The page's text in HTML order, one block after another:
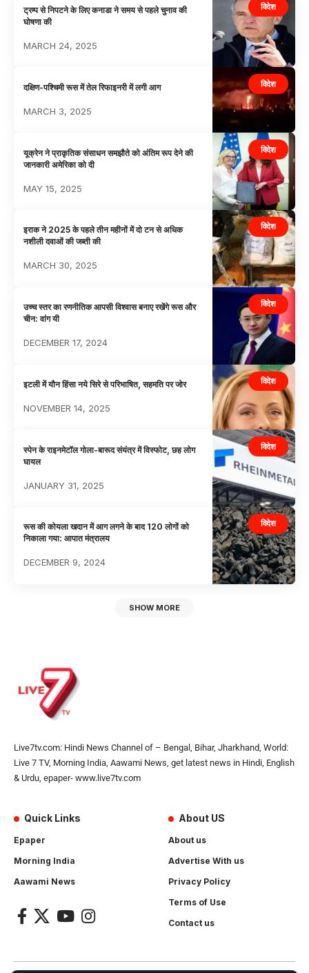
विदेश
ट्रम्प से निपटने के लिए कनाडा ने समय से पहले चुनाव की
घोषणा की
MARCH 24, 2025
विदेश
दक्षिण-पश्चिमी रूस में तेल रिफाइनरी में लगी आग
MARCH 3, 2025
विदेश
यूक्रेन ने प्राकृतिक संसाधन समझौते को अंतिम रूप देने की
जानकारी अमेरिका को दी
MAY 15, 2025
विदेश
इराक ने 2025 के पहले तीन महीनों में दो टन से अधिक
नशीली दवाओं की जब्ती की
MARCH 30, 2025
विदेश
उच्च स्तर का रणनीतिक आपसी विश्वास बनाए रखेंगे रूस और
चीन: वांग यी
DECEMBER 17, 2024
विदेश
इटली में यौन हिंसा नये सिरे से परिभाषित, सहमति पर जोर
NOVEMBER 14, 2025
विदेश
स्पेन के राइनमेटॉल गोला-बारूद संयंत्र में विस्फोट, छह लोग
घायल
JANUARY 31, 2025
विदेश
रूस की कोयला खदान में आग लगने के बाद 120 लोगों को
निकाला गया: आपात मंत्रालय
DECEMBER 9, 2024
SHOW MORE
Live7tv.com: Hindi News Channel of – Bengal, Bihar, Jharkhand, World:
Live 7 TV, Morning India, Aawami News, get latest news in Hindi, English
& Urdu, epaper- www.live7tv.com
Quick Links
Epaper
Morning India
Aawami News
About US
About us
Advertise With us
Privacy Policy
Terms of Use
Contact us